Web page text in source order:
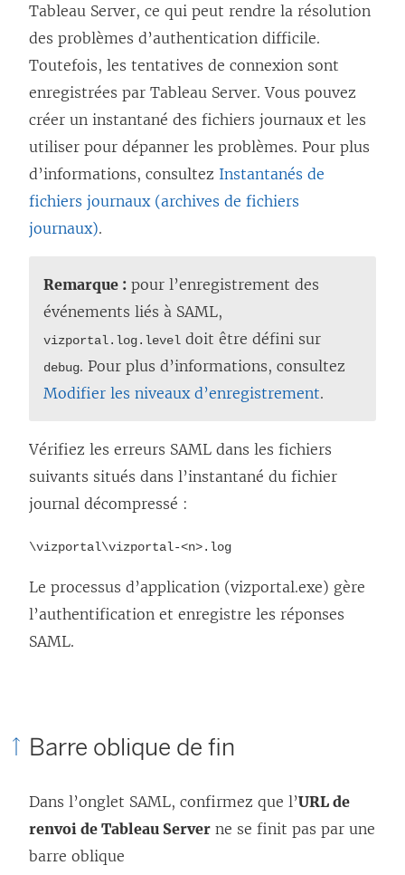
Tableau Server, ce qui peut rendre la résolution
des problèmes d’authentication difficile.
Toutefois, les tentatives de connexion sont
enregistrées par Tableau Server. Vous pouvez
créer un instantané des fichiers journaux et les
utiliser pour dépanner les problèmes. Pour plus
d’informations, consultez Instantanés de
fichiers journaux (archives de fichiers
journaux).
Remarque : pour l’enregistrement des
événements liés à SAML,
vizportal.log.level doit être défini sur
debug. Pour plus d’informations, consultez
Modifier les niveaux d’enregistrement.
Vérifiez les erreurs SAML dans les fichiers
suivants situés dans l’instantané du fichier
journal décompressé :
\vizportal\vizportal-<n>.log
Le processus d’application (vizportal.exe) gère
l’authentification et enregistre les réponses
SAML.
Barre oblique de fin
Dans l’onglet SAML, confirmez que l’URL de
renvoi de Tableau Server ne se finit pas par une
barre oblique